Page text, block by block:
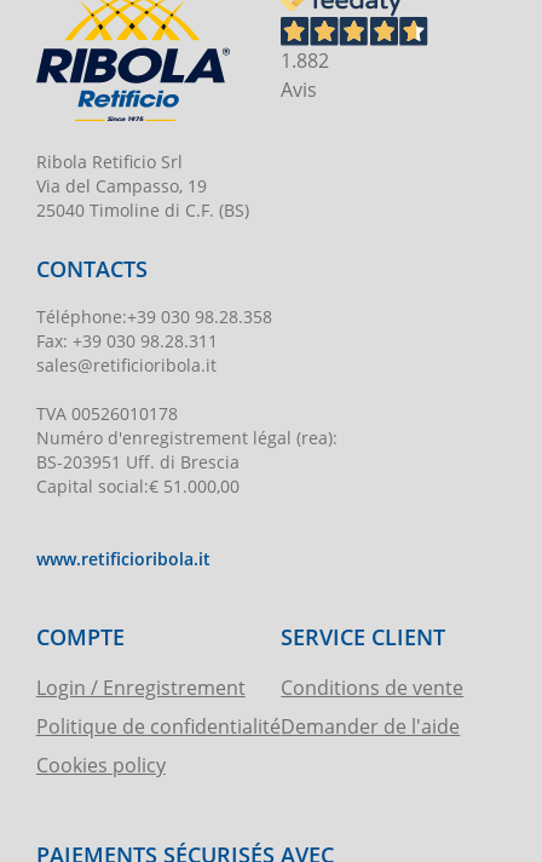
Ribola Retificio Srl
Via del Campasso, 19
25040 Timoline di C.F. (BS)
1.882
Avis
CONTACTS
Téléphone:+39 030 98.28.358
Fax: +39 030 98.28.311
sales@retificioribola.it
TVA 00526010178
Numéro d'enregistrement légal (rea):
BS-203951 Uff. di Brescia
Capital social:€ 51.000,00
www.retificioribola.it
COMPTE
Login / Enregistrement
Politique de confidentialité
Cookies policy
SERVICE CLIENT
Conditions de vente
Demander de l'aide
PAIEMENTS SÉCURISÉS AVEC